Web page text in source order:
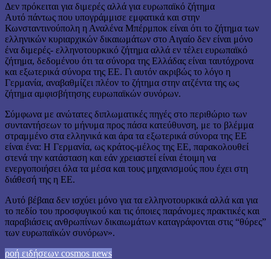
Δεν πρόκειται για διμερές αλλά για ευρωπαϊκό ζήτημα
Αυτό πάντως που υπογράμμισε εμφατικά και στην
Κωνσταντινούπολη η Αναλένα Μπέρμποκ είναι ότι το ζήτημα των
ελληνικών κυριαρχικών δικαιωμάτων στο Αιγαίο δεν είναι μόνο
ένα διμερές- ελληνοτουρκικό ζήτημα αλλά εν τέλει ευρωπαϊκό
ζήτημα, δεδομένου ότι τα σύνορα της Ελλάδας είναι ταυτόχρονα
και εξωτερικά σύνορα της ΕΕ. Γι αυτόν ακριβώς το λόγο η
Γερμανία, αναβαθμίζει πλέον το ζήτημα στην ατζέντα της ως
ζήτημα αμφισβήτησης ευρωπαϊκών συνόρων.
Σύμφωνα με ανώτατες διπλωματικές πηγές στο περιθώριο των
συνταντήσεων το μήνυμα προς πάσα κατεύθυνση, με το βλέμμα
στραμμένο στα ελληνικά και άρα τα εξωτερικά σύνορα της ΕΕ
είναι ένα: Η Γερμανία, ως κράτος-μέλος της ΕΕ, παρακολουθεί
στενά την κατάσταση και εάν χρειαστεί είναι έτοιμη να
ενεργοποιήσει όλα τα μέσα και τους μηχανισμούς που έχει στη
διάθεσή της η ΕΕ.
Αυτό βέβαια δεν ισχύει μόνο για τα ελληνοτουρκικά αλλά και για
το πεδίο του προσφυγικού και τις όποιες παράνομες πρακτικές και
παραβιάσεις ανθρωπίνων δικαιωμάτων καταγράφονται στις “θύρες”
των ευρωπαϊκών συνόρων».
ροή ειδήσεων cosmos news